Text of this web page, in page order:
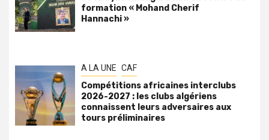
formation « Mohand Cherif
Hannachi »
A LA UNE CAF
Compétitions africaines interclubs
2026-2027 : les clubs algériens
connaissent leurs adversaires aux
tours préliminaires